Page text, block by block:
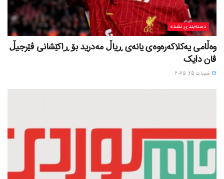
دسته‌بندی نشده
وەڵامی یەکلاکەرەوەی یانەی ڕیاڵ مەدرید بۆ ڕاکێشانی ڤێرجیڵ
ڤان دایک
شوبات 25, 2025